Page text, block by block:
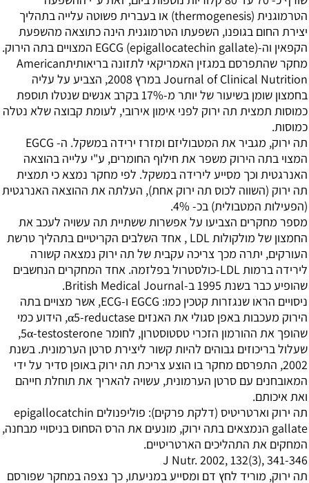
הטרמוגנית (thermogenesis) או בעברית פשוטה עלייה בתהליך
יצירת החום בגופנו, השפעתו הטרמוגנית הינה כתוצאה מהשפעת
הקפאין וה-EGCG (epigallocatechin gallate) המצויים בתה הירוק.
מחקר שהתפרסם במגזין האמריקאי לתזונה בריאותיתAmerican
Journal of Clinical Nutrition במרץ 2008, הצביע על עליה
בחמצון שומן בשיעור של יותר מ-17% בקרב אנשים שנטלו תוספת
כמוסות תמצית תה ירוק לפני אימון אירובי, לעומת קבוצה שלא נטלה
כמוסות.
תה ירוק, מגביר את המטבוליזם ומזרז ירידה במשקל. ה- EGCG
המצוי בתה הירוק משפר את חילוף החומרים, ע"י עלייה בהוצאה
האנרגטית וכך מסייע לירידה במשקל. לפי מחקר נמצא כי תמצית
תה ירוק (השווה לכוס תה ירוק אחת), העלתה את ההוצאה האנרגטית
(הפעילות המטבולית) בכ- 4%.
מספר מחקרים הצביעו על אפשרות ששתיית תה עשויה לעכב את
החמצון של מולקולות LDL , אחד השלבים הקריטיים בתהליך טרשת
העורקים, יתרה מכך צריכה עקבית של תה ירוק נמצאה קשורה
לירידה ברמות LDL-כולסטרול בפלזמה. אחד המחקרים הנחשבים
שהופיע כבר בשנת 1995 ב-British Medical Journal.
ניסויים הראו שנגזרות קטכין כמו: EGCG ו-ECG, אשר מצויים בתה
הירוק מעכבות באפן סגולי את האנזים α5-reductase, הידוע כמי
שהופך את ההורמון הזכרי טסטוסטרון, לחומר 5α-testosterone,
שעלול בריכוזים גבוהים להיות קשור ליצירת סרטן הערמונית. בשנת
2002, התפרסם מחקר בו הוצע צריכת תה ירוק באופן סדיר על ידי
המאובחנים עם סרטן הערמונית, עשויה להאריך את תוחלת חייהם
ואת איכותם.
תה ירוק וארטריטיס (דלקת פרקים): פוליפנולים epigallocatchin
gallate הנמצאים בתה ירוק, מונעים את הרס הסחוס בניסויי מבחנה,
המחקים את התהליכים הארטריטיים.
J Nutr. 2002, 132(3), 341-346
תה ירוק, מוריד לחץ דם ומסייע במניעתו, כך נצפה במחקר שפורסם